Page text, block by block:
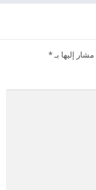
إليها بـ*